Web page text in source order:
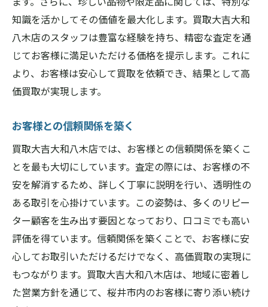
知識を活かしてその価値を最大化します。買取大吉大和
八木店のスタッフは豊富な経験を持ち、精密な査定を通
じてお客様に満足いただける価格を提示します。これに
より、お客様は安心して買取を依頼でき、結果として高
価買取が実現します。
お客様との信頼関係を築く
買取大吉大和八木店では、お客様との信頼関係を築くこ
とを最も大切にしています。査定の際には、お客様の不
安を解消するため、詳しく丁寧に説明を行い、透明性の
ある取引を心掛けています。この姿勢は、多くのリピー
ター顧客を生み出す要因となっており、口コミでも高い
評価を得ています。信頼関係を築くことで、お客様に安
心してお取引いただけるだけでなく、高価買取の実現に
もつながります。買取大吉大和八木店は、地域に密着し
た営業方針を通じて、桜井市内のお客様に寄り添い続け